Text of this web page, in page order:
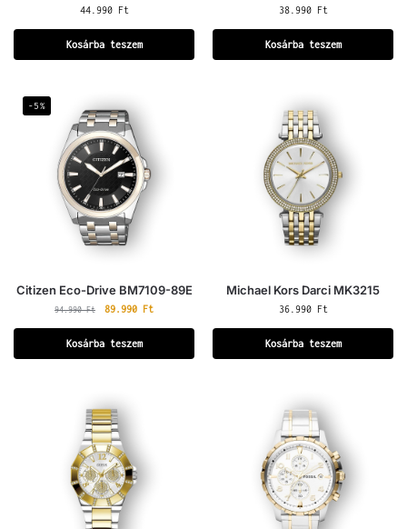
44.990 Ft
Kosárba teszem
38.990 Ft
Kosárba teszem
-5%
Citizen Eco-Drive BM7109-89E
94.990Ft 89.990 Ft
Kosárba teszem
Michael Kors Darci MK3215
36.990 Ft
Kosárba teszem